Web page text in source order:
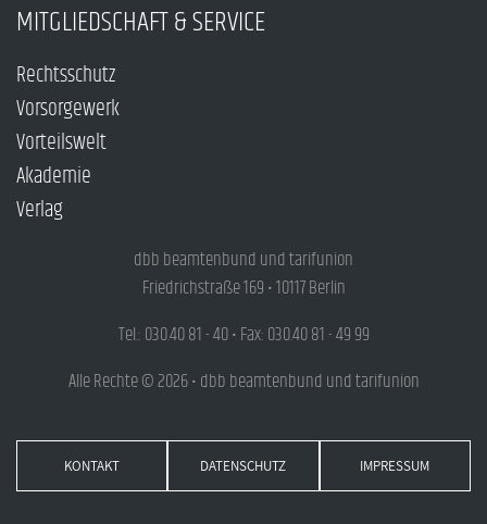
MITGLIEDSCHAFT & SERVICE
Rechtsschutz
Vorsorgewerk
Vorteilswelt
Akademie
Verlag
dbb beamtenbund und tarifunion
Friedrichstraße 169 • 10117 Berlin
Tel.: 030.40 81 - 40 • Fax: 030.40 81 - 49 99
Alle Rechte © 2026 • dbb beamtenbund und tarifunion
KONTAKT DATENSCHUTZ IMPRESSUM